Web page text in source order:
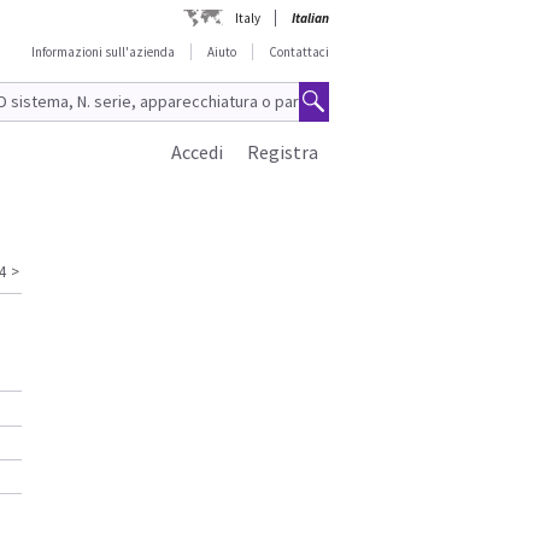
Italy
Italian
Informazioni sull'azienda
Aiuto Contattaci
Registra
Accedi
>